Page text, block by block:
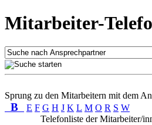
Mitarbeiter-
Sprung zu den Mitarbeitern mit dem
B E F G H J K L M O R S W
Telefonliste der Mitarbeiter/